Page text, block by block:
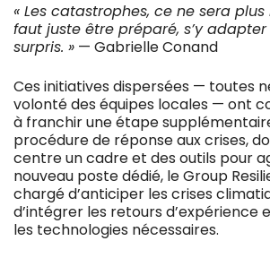
« Les catastrophes, ce ne sera plus
faut juste être préparé, s’y
surpris. » — Gabrielle Conand
Ces initiatives dispersées — toutes
volonté des équipes locales — ont
à franchir une étape
procédure de réponse aux crises,
centre un cadre et des outils pour
nouveau poste dédié, le Group
chargé d’anticiper les crises
d’intégrer les retours d’expérience
les technologies nécessaires.